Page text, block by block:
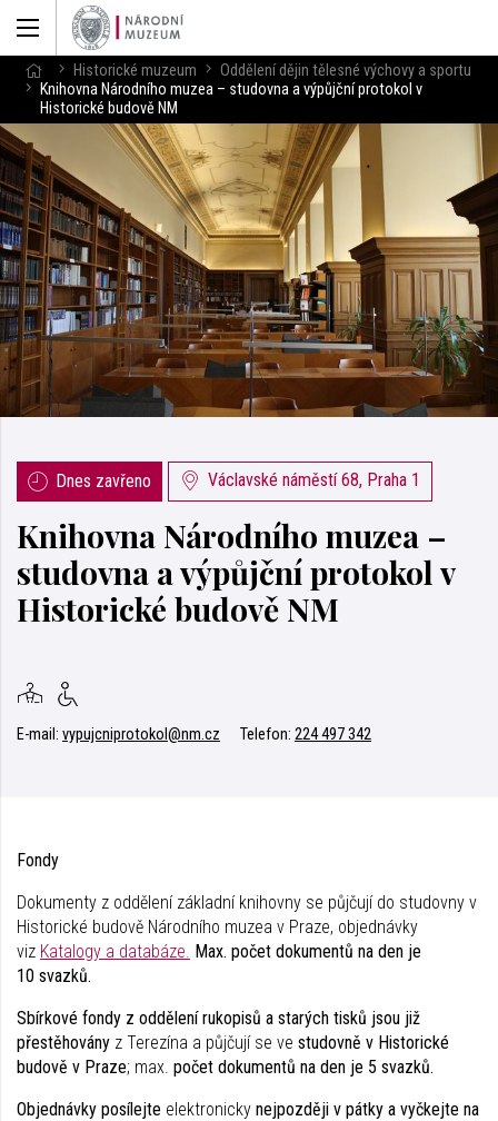
Historické muzeum
Oddělení dějin tělesné výchovy a sportu
Knihovna Národního muzea – studovna a výpůjční protokol v
Historické budově NM
Dnes zavřeno Václavské náměstí 68, Praha 1
Knihovna Národního muzea –
studovna a výpůjční protokol v
Historické budově NM
E-mail: vypujcniprotokol@nm.cz Telefon: 224 497 342
Fondy
Dokumenty z oddělení základní knihovny se půjčují do studovny v
Historické budově Národního muzea v Praze, objednávky
viz Katalogy a databáze. Max. počet dokumentů na den je
10 svazků.
Sbírkové fondy z oddělení rukopisů a starých tisků jsou již
přestěhovány z Terezína a půjčují se ve studovně v Historické
budově v Praze; max. počet dokumentů na den je 5 svazků.
Objednávky posílejte elektronicky nejpozději v pátky a vyčkejte na